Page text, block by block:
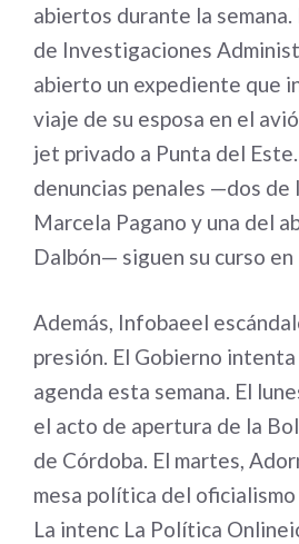
abiertos durante la semana.
de Investigaciones
abierto un expediente que
viaje de su esposa en el
jet privado a Punta del
denuncias penales —dos de
Marcela Pagano y una del
Dalbón— siguen su curso en
Además, Infobaeel
presión. El Gobierno
agenda esta semana. El
el acto de apertura de la
de Córdoba. El martes,
mesa política del oficialismo
La intenc La Política Online